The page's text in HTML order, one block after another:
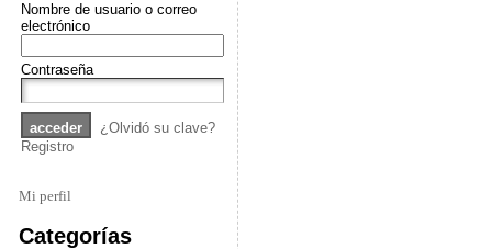
Nombre de usuario o correo
electrónico
Contraseña
¿Olvidó su clave?
Registro
Mi perfil
Categorías